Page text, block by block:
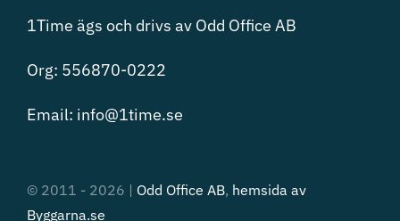
1Time ägs och drivs av Odd Office AB
Org: 556870-0222
Email: info@1time.se
© 2011 - 2026 | Odd Office AB, hemsida av
Byggarna.se